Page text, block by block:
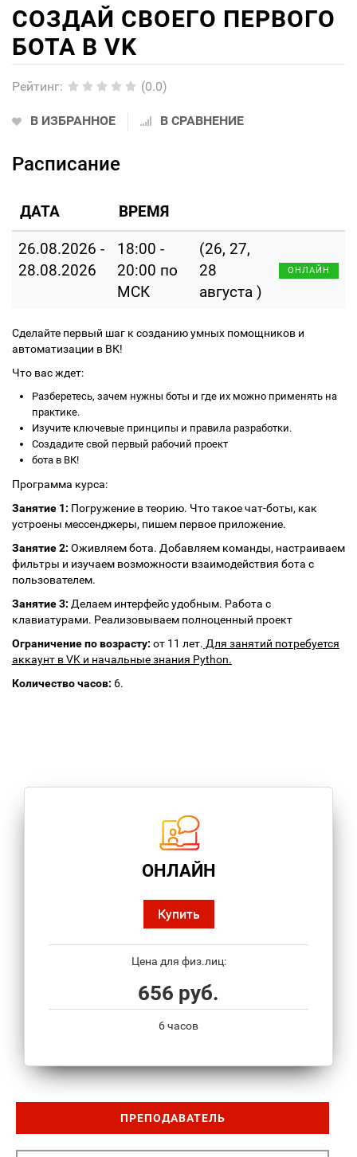
СОЗДАЙ СВОЕГО ПЕРВОГО
БОТА В VK
Рейтинг: (0.0)
В ИЗБРАННОЕ В СРАВНЕНИЕ
Расписание
ДАТА ВРЕМЯ
26.08.2026 -
28.08.2026
18:00 -
20:00 по
МСК
(26, 27,
28
августа )
ОНЛАЙН
Сделайте первый шаг к созданию умных помощников и
автоматизации в ВК!
Что вас ждет:
Разберетесь, зачем нужны боты и где их можно применять на
практике.
Изучите ключевые принципы и правила разработки.
Создадите свой первый рабочий проект
бота в ВК!
Программа курса:
Занятие 1: Погружение в теорию. Что такое чат-боты, как
устроены мессенджеры, пишем первое приложение.
Занятие 2: Оживляем бота. Добавляем команды, настраиваем
фильтры и изучаем возможности взаимодействия бота с
пользователем.
Занятие 3: Делаем интерфейс удобным. Работа с
клавиатурами. Реализовываем полноценный проект
Ограничение по возрасту: от 11 лет. Для занятий потребуется
аккаунт в VK и начальные знания Python.
Количество часов: 6.
ОНЛАЙН
Купить
Цена для физ.лиц:
656 руб.
6 часов
ПРЕПОДАВАТЕЛЬ